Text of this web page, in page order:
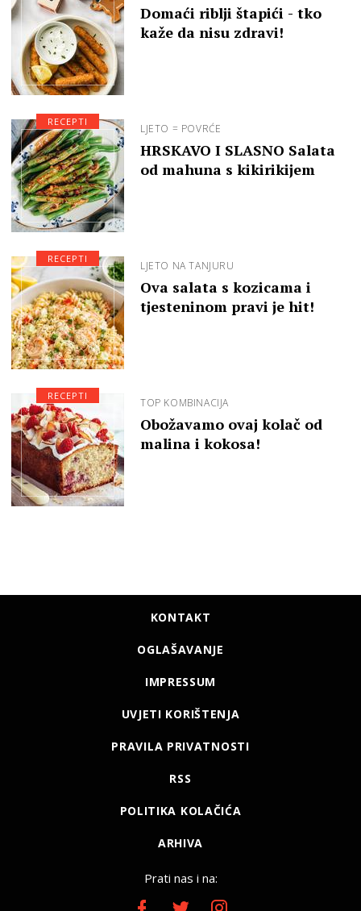
Domaći riblji štapići - tko
kaže da nisu zdravi!
LJETO = POVRĆE
HRSKAVO I SLASNO Salata
od mahuna s kikirikijem
RECEPTI
LJETO NA TANJURU
Ova salata s kozicama i
tjesteninom pravi je hit!
RECEPTI
TOP KOMBINACIJA
Obožavamo ovaj kolač od
malina i kokosa!
RECEPTI
KONTAKT
OGLAŠAVANJE
IMPRESSUM
UVJETI KORIŠTENJA
PRAVILA PRIVATNOSTI
RSS
POLITIKA KOLAČIĆA
ARHIVA
Prati nas i na: